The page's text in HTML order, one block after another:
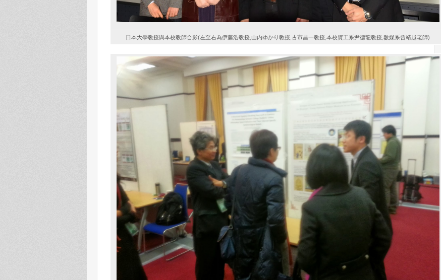
日本大學教授與本校教師合影(左至右為伊藤浩教授,山内ゆかり教授,古市昌一教授,本校資工系尹德龍教授,數媒系曾靖越老師)